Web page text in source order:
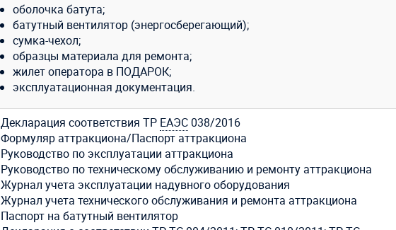
оболочка батута;
батутный вентилятор (энергосберегающий);
сумка-чехол;
образцы материала для ремонта;
жилет оператора в ПОДАРОК;
эксплуатационная документация.
Декларация соответствия ТР ЕАЭС038/2016
Формуляр аттракциона/Паспорт аттракциона
Руководство по эксплуатации аттракциона
Руководство по техническому обслуживанию и ремонту аттракциона
Журнал учета эксплуатации надувного оборудования
Журнал учета технического обслуживания и ремонта аттракциона
Паспорт на батутный вентилятор